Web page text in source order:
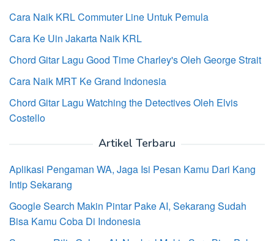
Cara Naik KRL Commuter Line Untuk Pemula
Cara Ke Uin Jakarta Naik KRL
Chord Gitar Lagu Good Time Charley's Oleh George Strait
Cara Naik MRT Ke Grand Indonesia
Chord Gitar Lagu Watching the Detectives Oleh Elvis
Costello
Artikel Terbaru
Aplikasi Pengaman WA, Jaga Isi Pesan Kamu Dari Kang
Intip Sekarang
Google Search Makin Pintar Pake AI, Sekarang Sudah
Bisa Kamu Coba Di Indonesia